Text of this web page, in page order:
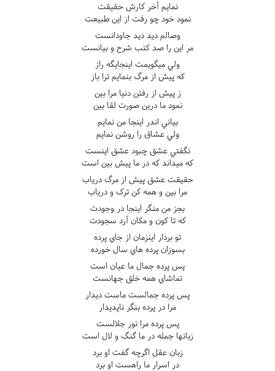
نمايم آخر کارش حقيقت
نمود خود چو رفت از اين طبيعت
وصالم ديد ديد جاودانست
مر اين را صد کتب شرح و بيانست
ولي ميگويمت اينجايگه راز
که پيش از مرگ بنمايم ترا باز
ز پيش از رفتن دنيا مرا بين
نمود ما درين صورت لقا بين
بياني اندر اينجا من نمايم
ولي عشاق را روشن نمايم
نگفتي عشق چبود عشق اينست
که ميداند که در ما پيش بين است
حقيقت عشق پيش از مرگ درياب
مرا بين و همه کن ترک و درياب
بجز من منگر اينجا در وجودت
که تا کون و مکان آرد سجودت
تو بردار اينزمان از جاي پرده
بسوزان پرده هاي سال خورده
پس پرده جمال ما عيان است
تماشاي همه خلق جهانست
پس پرده جمالست ماست ديدار
مرا در پرده بنگر ناپديدار
پس پرده مرا نور جلالست
زبانها جمله در ما گنگ و لال است
زبان عقل اگرچه گفت او برد
در اسرار ما راهست او برد